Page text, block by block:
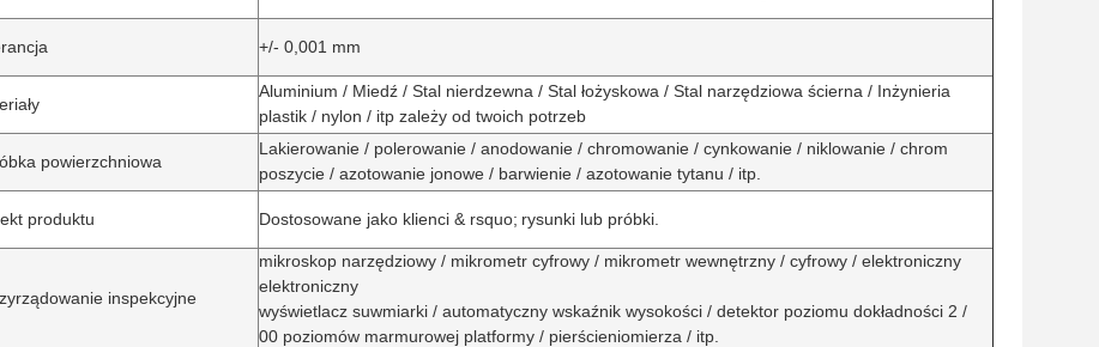
+/- 0,001 mm
Aluminium / Miedź / Stal nierdzewna / Stal łożyskowa / Stal narzędziowa ścierna / Inżynieria
plastik / nylon / itp zależy od twoich potrzeb
powierzchniowa
Lakierowanie / polerowanie / anodowanie / chromowanie / cynkowanie / niklowanie / chrom
poszycie / azotowanie jonowe / barwienie / azotowanie tytanu / itp.
produktu Dostosowane jako klienci & rsquo; rysunki lub próbki.
inspekcyjne
mikroskop narzędziowy / mikrometr cyfrowy / mikrometr wewnętrzny / cyfrowy / elektroniczny
elektroniczny
wyświetlacz suwmiarki / automatyczny wskaźnik wysokości / detektor poziomu dokładności 2 /
00 poziomów marmurowej platformy / pierścieniomierza / itp.